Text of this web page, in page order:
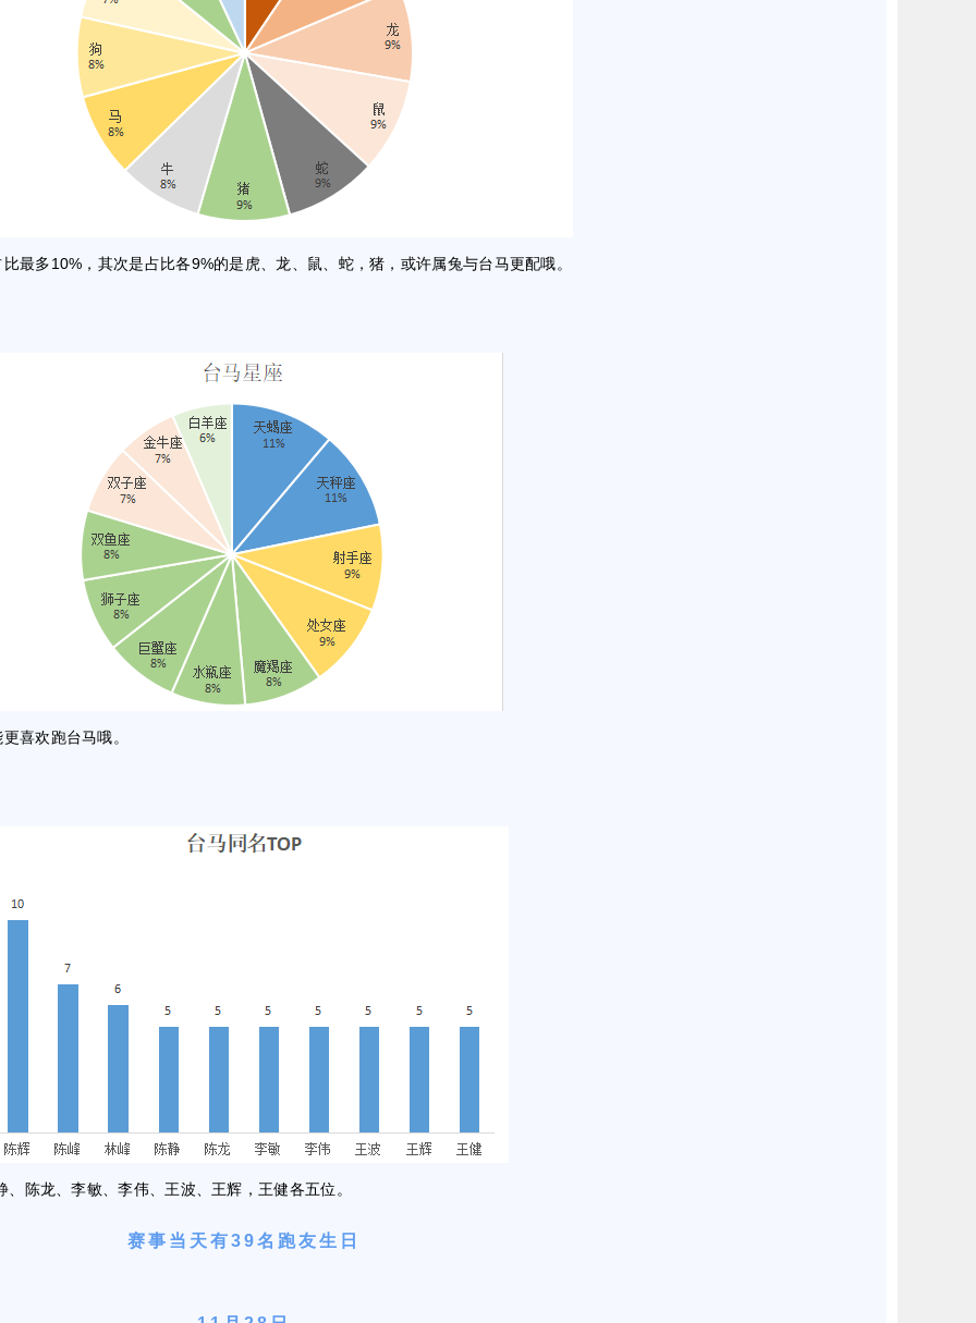
多10%，其次是占比各9%的是虎、龙、鼠、蛇，猪，或许属兔与台马更配哦。
喜欢跑台马哦。
龙、李敏、李伟、王波、王辉，王健各五位。
赛事当天有39名 跑友生日